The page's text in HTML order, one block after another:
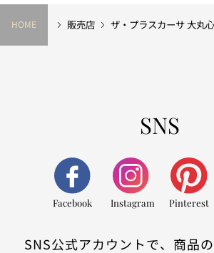
HOME 販売店 ザ・プラスカーサ 大丸
SNS
Facebook Instagram Pinterest
SNS公式アカウントで、商品